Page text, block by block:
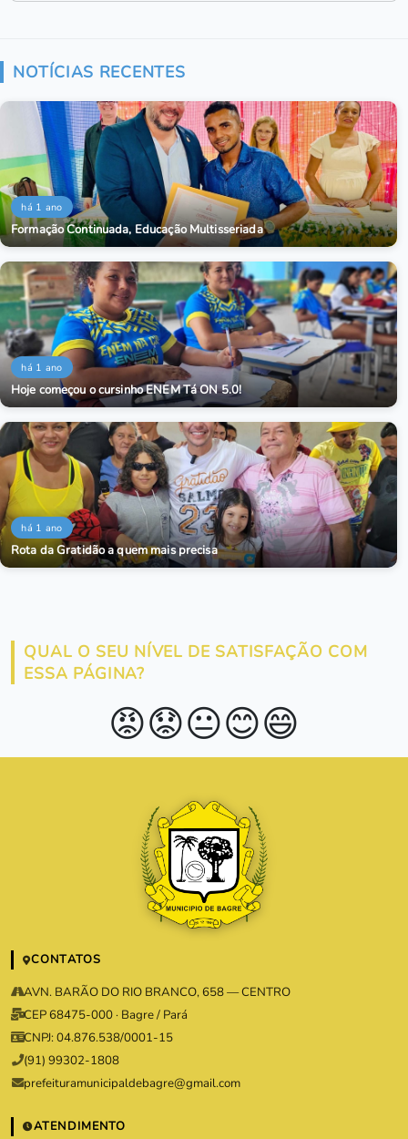
NOTÍCIAS RECENTES
há 1 ano
Formação Continuada, Educação Multisseriada
há 1 ano
Hoje começou o cursinho ENEM Tá ON 5.0!
há 1 ano
Rota da Gratidão a quem mais precisa
QUAL O SEU NÍVEL DE SATISFAÇÃO COM
ESSA PÁGINA?
😡😟😐😊😄
CONTATOS
AVN. BARÃO DO RIO BRANCO, 658 — CENTRO
CEP 68475-000 · Bagre / Pará
CNPJ: 04.876.538/0001-15
(91) 99302-1808
prefeituramunicipaldebagre@gmail.com
ATENDIMENTO